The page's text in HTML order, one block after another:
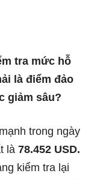
tra mức hỗ
là điểm đảo
giảm sâu?
trong ngày
là 78.452 USD.
kiểm tra lại